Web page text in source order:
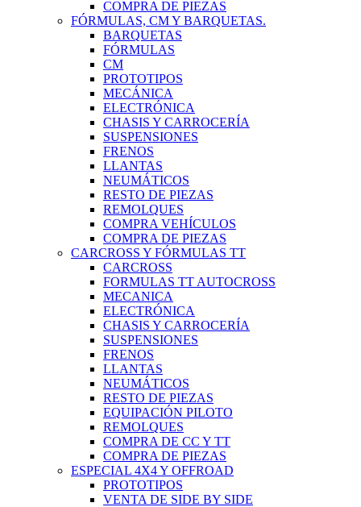
COMPRA DE PIEZAS
FÓRMULAS, CM Y BARQUETAS.
BARQUETAS
FÓRMULAS
CM
PROTOTIPOS
MECÁNICA
ELECTRÓNICA
CHASIS Y CARROCERÍA
SUSPENSIONES
FRENOS
LLANTAS
NEUMÁTICOS
RESTO DE PIEZAS
REMOLQUES
COMPRA VEHÍCULOS
COMPRA DE PIEZAS
CARCROSS Y FÓRMULAS TT
CARCROSS
FORMULAS TT AUTOCROSS
MECANICA
ELECTRÓNICA
CHASIS Y CARROCERÍA
SUSPENSIONES
FRENOS
LLANTAS
NEUMÁTICOS
RESTO DE PIEZAS
EQUIPACIÓN PILOTO
REMOLQUES
COMPRA DE CC Y TT
COMPRA DE PIEZAS
ESPECIAL 4X4 Y OFFROAD
PROTOTIPOS
VENTA DE SIDE BY SIDE